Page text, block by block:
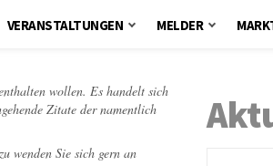
VERANSTALTUNGEN MELDER
wollen. Es handelt sich
Zitate der namentlich
wenden Sie sich gern an